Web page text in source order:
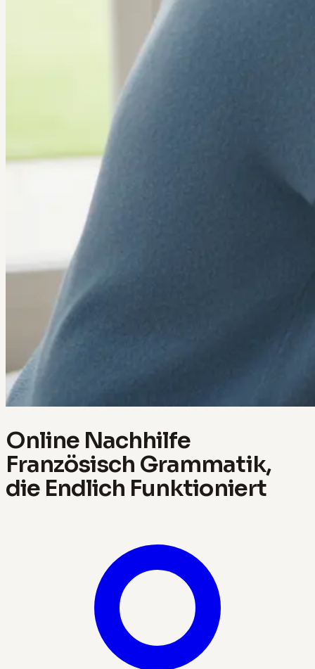
Online Nachhilfe
Französisch Grammatik,
die Endlich Funktioniert